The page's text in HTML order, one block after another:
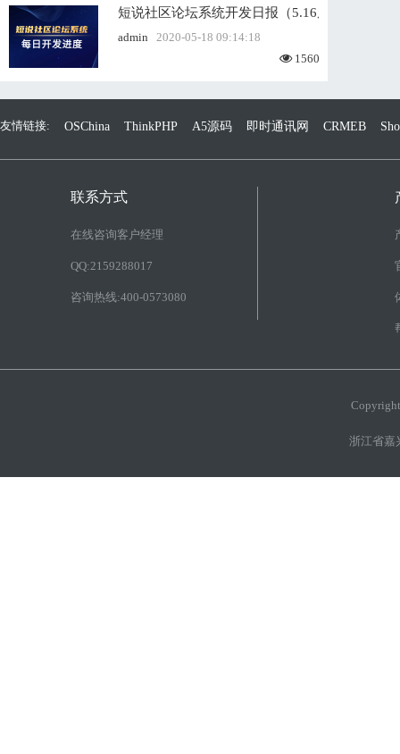
短说社区论坛系统开发日报（5.16周六）
admin 2020-05-18 09:14:18
1560
友情链接: OSChina ThinkPHP A5源码 即时通讯网 CRMEB
联系方式
在线咨询客户经理
QQ:2159288017
咨询热线:400-0573080
浙江省嘉